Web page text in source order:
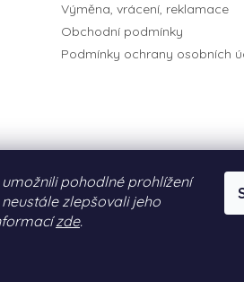
pohodlné prohlížení
zlepšovali jeho
zde.
Výměna, vrácení, reklamace
Obchodní podmínky
Podmínky ochrany osobních